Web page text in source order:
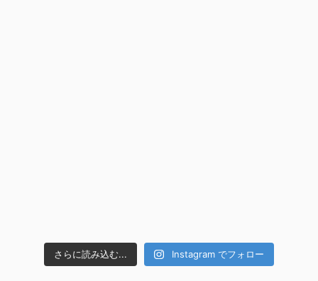
さらに読み込む... Instagram でフォロー